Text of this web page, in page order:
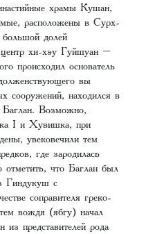
храмы Кушан,
расположены в Сурх-
долей
центр хи-хэу Гуйшуан –
происходил основатель
вы
сооружений, находился в
Баглан. Возможно,
I и Хувишка, при
увековечили тем
где зародилась
что Баглан был
Гиндукуш с
соправителя греко-
вождя (ябгу) начал
из представителей рода